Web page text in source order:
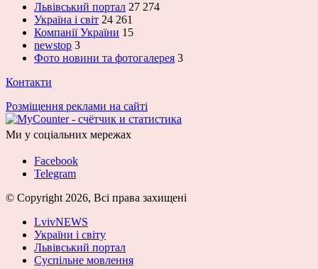
Львівський портал 27 274
Україна і світ 24 261
Компанії України 15
newstop 3
Фото новини та фотогалерея 3
Контакти
Розміщення реклами на сайті
Ми у соціальних мережах
Facebook
Telegram
© Copyright 2026, Всі права захищені
LvivNEWS
України і світу
Львівський портал
Суспільне мовлення